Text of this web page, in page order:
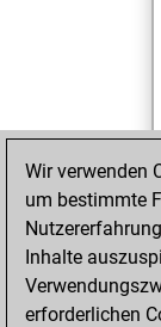
Wir verwenden
um bestimmte
Inhalte
erforderlichen